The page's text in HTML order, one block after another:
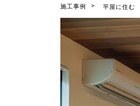
施工事例 平屋に住む